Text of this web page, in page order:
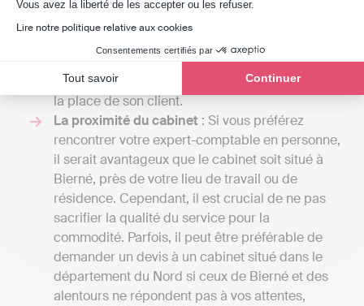
Vous avez la liberté de les accepter ou les refuser.
Lire notre politique relative aux cookies
Consentements certifiés par
Tout savoir Continuer
Indy, il faut compter entre 240 € et 588 € / an
HT selon la taille d'entreprise, car Indy ne fait
qu’assister les professionnels dans la gestion de
leur comptabilité, à l’inverse de l’expert-
comptable qui réalisera toutes les démarches à
la place de son client.
La proximité du cabinet : Si vous préférez
rencontrer votre expert-comptable en personne,
il serait avantageux que le cabinet soit situé à
Bierné, près de votre lieu de travail ou de
résidence. Cependant, il est crucial de ne pas
sacrifier la qualité du service pour la
commodité. Parfois, il peut être préférable de
demander un devis à un cabinet situé dans le
département du Nord si ceux de Bierné et des
alentours ne répondent pas à vos attentes,